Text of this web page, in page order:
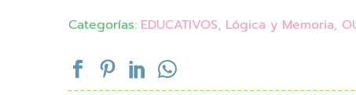
Categorías: EDUCATIVOS, Lógica y Memoria,